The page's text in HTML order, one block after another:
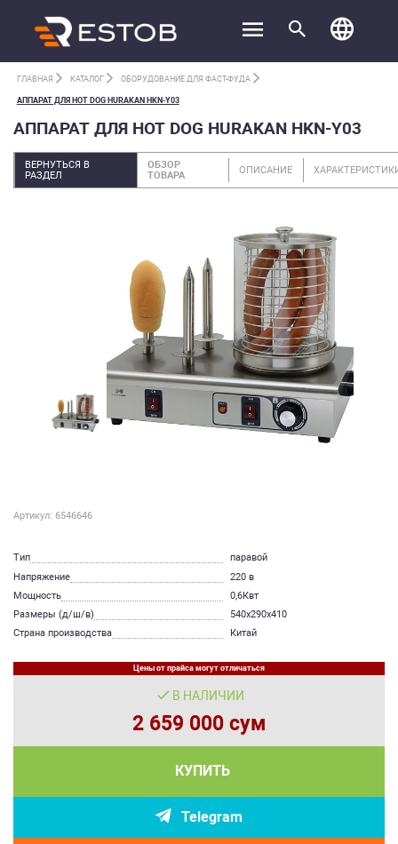
ГЛАВНАЯ КАТАЛОГ ОБОРУДОВАНИЕ ДЛЯ ФАСТ-ФУДА
АППАРАТ ДЛЯ HOT DOG HURAKAN HKN-Y03
АППАРАТ ДЛЯ HOT DOG HURAKAN HKN-Y03
ВЕРНУТЬСЯ В
РАЗДЕЛ
ОБЗОР
ТОВАРА
ОПИСАНИЕ
Артикул: 6546646
Тип
паравой
Напряжение
220 в
Мощность
0,6Квт
Размеры (д/ш/в)
540х290х410
Страна производства
Китай
Цены от прайса могут отличаться
В НАЛИЧИИ
2 659 000 сум
КУПИТЬ
Telegram